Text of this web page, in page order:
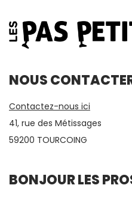
NOUS
Contactez-nous ici
41, rue des Métissages
59200 TOURCOING
BONJOUR LES